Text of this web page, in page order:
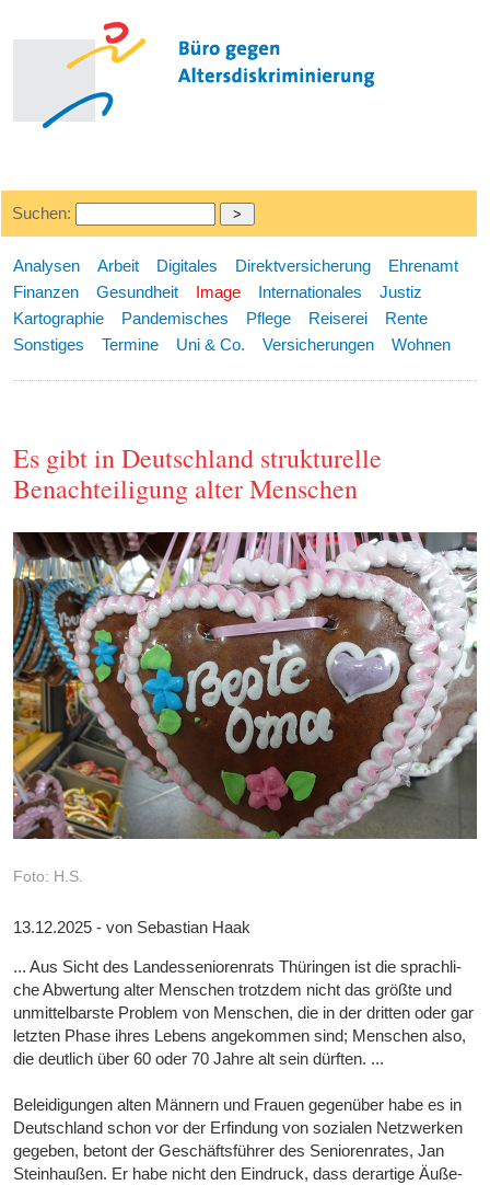
Suchen:
Analysen Arbeit Digitales Direktversicherung
Ehrenamt
Finanzen
Gesundheit Image Internationales
Justiz
Kartographie
Pandemisches Pflege Reiserei
Rente
Sonstiges
Termine Uni & Co. Versicherungen Wohnen
Es gibt in Deutschland strukturelle
Benachteiligung alter Menschen
Foto: H.S.
13.12.2025 - von Seba­stian Haak
... Aus Sicht des Lan­des­se­nio­ren­rats Thü­rin­gen ist die sprach­li­
che Abwer­tung alter Men­schen trotz­dem nicht das größte und
unmit­tel­bar­ste Pro­blem von Men­schen, die in der drit­ten oder gar
letz­ten Phase ihres Lebens ange­kom­men sind; Men­schen also,
die deut­lich über 60 oder 70 Jahre alt sein dürf­ten. ...
Belei­di­gun­gen alten Män­nern und Frauen gegen­über habe es in
Deutsch­land schon vor der Erfin­dung von sozia­len Netz­wer­ken
gege­ben, betont der Geschäfts­füh­rer des Senio­ren­ra­tes, Jan
Stein­hau­ßen. Er habe nicht den Ein­druck, dass der­ar­tige Äuße­